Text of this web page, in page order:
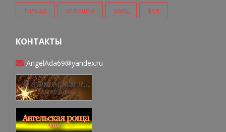
тильда сплюшка заяц фея
КОНТАКТЫ
AngelAda69@yandex.ru